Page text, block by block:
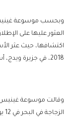
وبحسب موسوعة غينيس
2018، في جزيرة ويدج، أستراليا.
وقالت موسوعة غينيس